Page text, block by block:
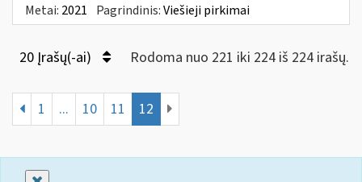
Metai: 2021 Pagrindinis:Viešieji pirkimai
20 Įrašų(-ai) Rodoma nuo 221 iki 224 iš 224 irašų.
1 ... 10 11 12